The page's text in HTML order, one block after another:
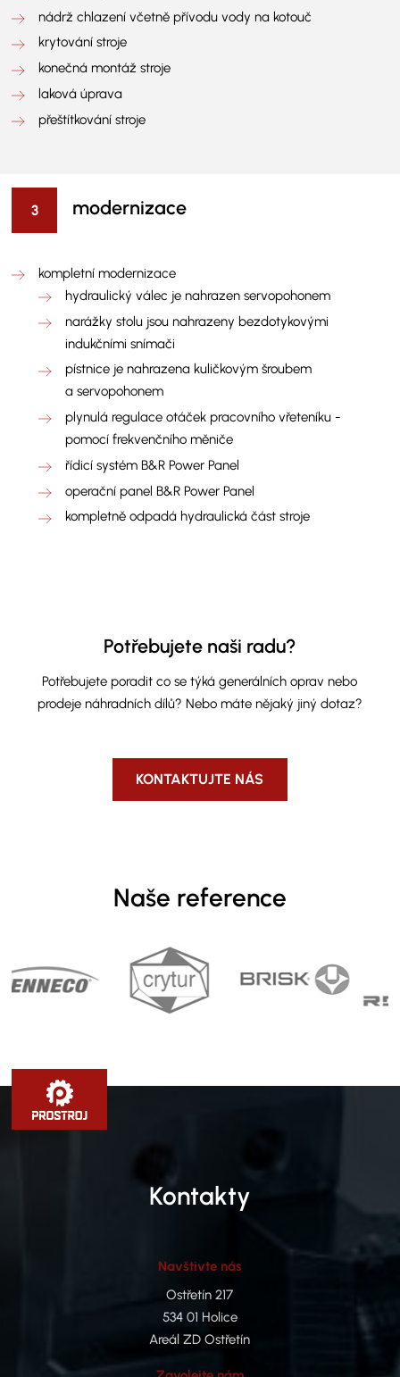
nádrž chlazení včetně přívodu vody na kotouč
krytování stroje
konečná montáž stroje
laková úprava
přeštítkování stroje
modernizace
kompletní modernizace
hydraulický válec je nahrazen servopohonem
narážky stolu jsou nahrazeny bezdotykovými
indukčními snímači
pístnice je nahrazena kuličkovým šroubem
a servopohonem
plynulá regulace otáček pracovního vřeteníku -
pomocí frekvenčního měniče
řídicí systém B&R Power Panel
operační panel B&R Power Panel
kompletně odpadá hydraulická část stroje
Potřebujete naši radu?
Potřebujete poradit co se týká generálních oprav nebo
prodeje náhradních dílů? Nebo máte nějaký jiný dotaz?
KONTAKTUJTE NÁS
Naše reference
Kontakty
Navštivte nás
Ostřetín 217
534 01 Holice
Areál ZD Ostřetín